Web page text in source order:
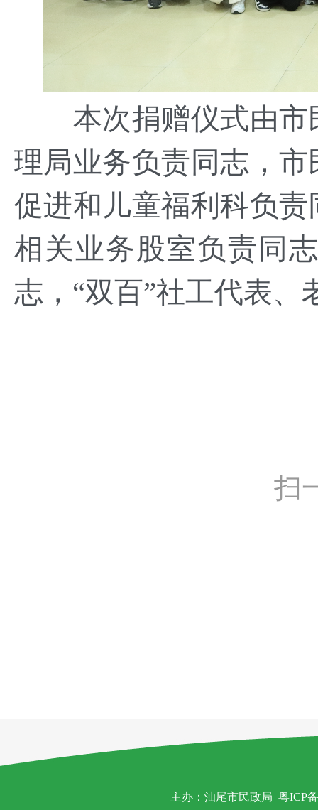
本次捐赠仪式由市
理局业务负责同志，
促进和儿童福利科负
相关业务股室负责同
志，“双百”社工代表
扫
主办：汕尾市民政局 粤ICP